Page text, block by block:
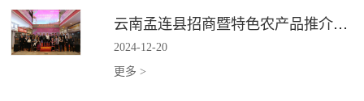
云南孟连县招商暨特色农产品推介会在广州金达圆满举行
2024-12-20
更多 >